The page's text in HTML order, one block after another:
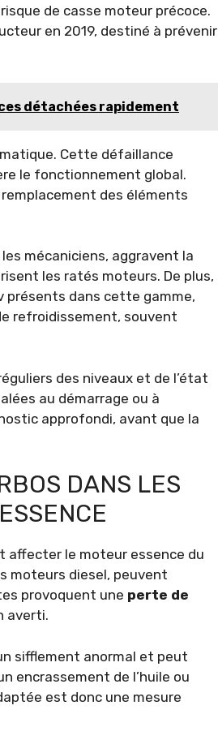
de casse moteur précoce.
en 2019, destiné à prévenir
détachées rapidement
Cette défaillance
le fonctionnement global.
des éléments
mécaniciens, aggravent la
les ratés moteurs. De plus,
présents dans cette gamme,
refroidissement, souvent
des niveaux et de l’état
au démarrage ou à
approfondi, avant que la
DANS LES
affecter le moteur essence du
moteurs diesel, peuvent
provoquent une perte de
averti.
sifflement anormal et peut
encrassement de l’huile ou
est donc une mesure